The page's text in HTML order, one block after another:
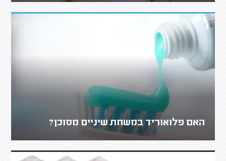
האם פלואוריד במשחת שיניים מסוכן?